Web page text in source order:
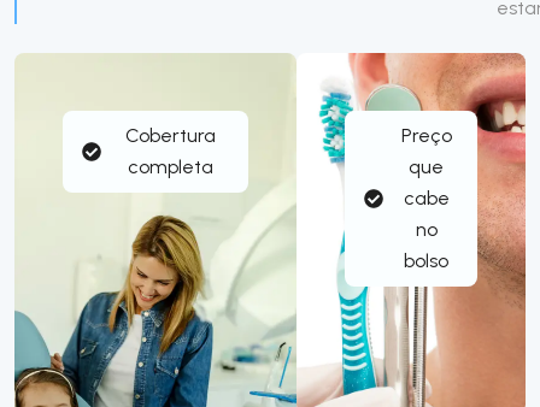
Cobertura
completa
Preço
que
cabe
no
bolso